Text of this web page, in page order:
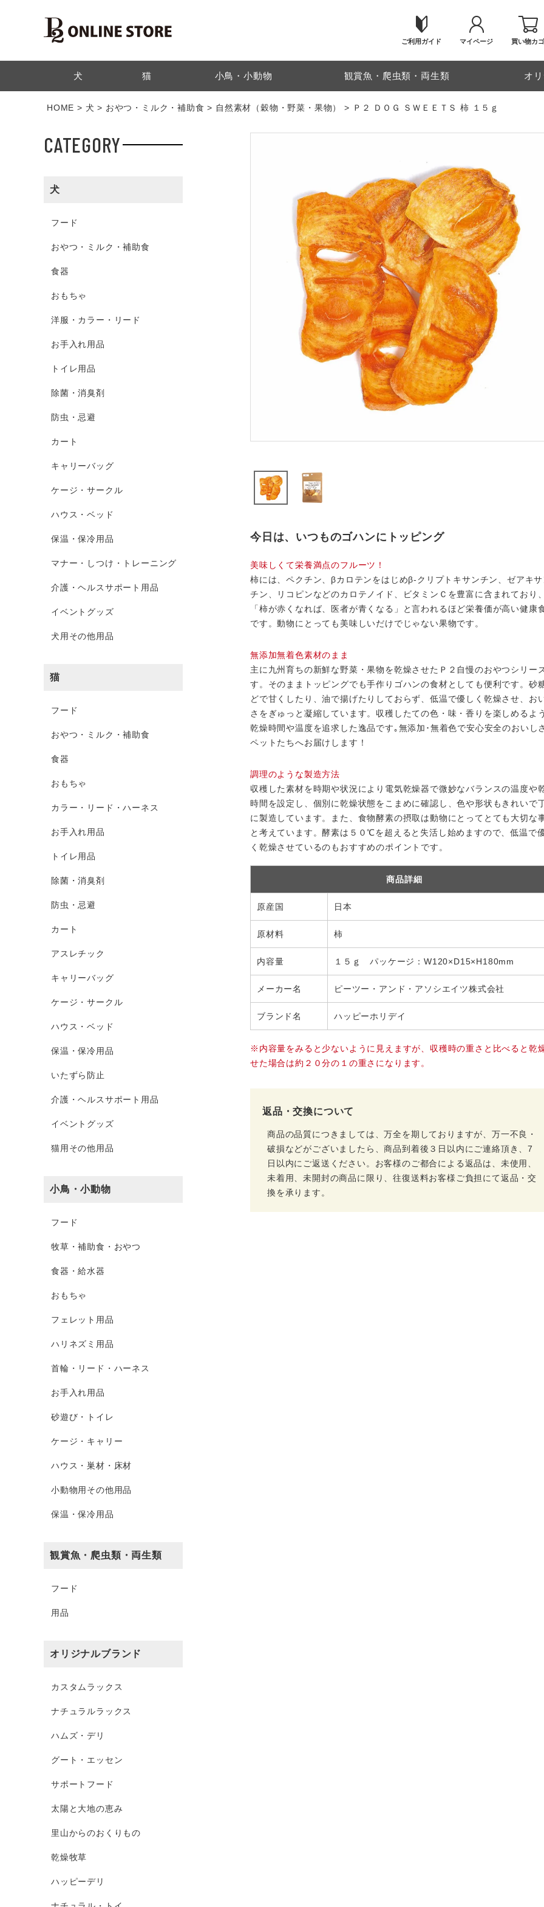
ご利用ガイド マイページ 買い物カゴ
検索
犬 猫 小鳥・小動物 観賞魚・爬虫類・両生類 オ
HOME 犬 おやつ・ミルク・補助食 自然素材（穀物・野菜・果物） Ｐ２ ＤＯＧ ＳＷＥＥＴＳ 柿 １５ｇ
CATEGORY
犬
フード
おやつ・ミルク・補助食
食器
おもちゃ
洋服・カラー・リード
お手入れ用品
トイレ用品
除菌・消臭剤
防虫・忌避
カート
キャリーバッグ
ケージ・サークル
ハウス・ベッド
保温・保冷用品
マナー・しつけ・トレーニング
介護・ヘルスサポート用品
イベントグッズ
犬用その他用品
猫
フード
おやつ・ミルク・補助食
食器
おもちゃ
カラー・リード・ハーネス
お手入れ用品
トイレ用品
除菌・消臭剤
防虫・忌避
カート
アスレチック
キャリーバッグ
ケージ・サークル
ハウス・ベッド
保温・保冷用品
いたずら防止
介護・ヘルスサポート用品
イベントグッズ
猫用その他用品
小鳥・小動物
フード
牧草・補助食・おやつ
食器・給水器
おもちゃ
フェレット用品
ハリネズミ用品
首輪・リード・ハーネス
お手入れ用品
砂遊び・トイレ
ケージ・キャリー
ハウス・巣材・床材
小動物用その他用品
保温・保冷用品
観賞魚・爬虫類・両生類
フード
用品
オリジナルブランド
カスタムラックス
ナチュラルラックス
ハムズ・デリ
グート・エッセン
サポートフード
太陽と大地の恵み
里山からのおくりもの
乾燥牧草
ハッピーデリ
今日は、いつものゴハンにトッピング
美味しくて栄養満点のフルーツ！
柿には、ペクチン、βカロテンをはじめβ-クリプトキサンチン、ゼアキサ
チン、リコピンなどのカロテノイド、ビタミンＣを豊富に含まれており、
「柿が赤くなれば、医者が青くなる」と言われるほど栄養価が高い健康
です。動物にとっても美味しいだけでじゃない果物です。
無添加無着色素材のまま
主に九州育ちの新鮮な野菜・果物を乾燥させたＰ２自慢のおやつシリー
す。そのままトッピングでも手作りゴハンの食材としても便利です。砂
どで甘くしたり、油で揚げたりしておらず、低温で優しく乾燥させ、お
さをぎゅっと凝縮しています。収穫したての色・味・香りを楽しめるよ
乾燥時間や温度を追求した逸品です｡無添加･無着色で安心安全のおいし
ペットたちへお届けします！
調理のような製造方法
収穫した素材を時期や状況により電気乾燥器で微妙なバランスの温度や
時間を設定し、個別に乾燥状態をこまめに確認し、色や形状もきれいで
に製造しています。また、食物酵素の摂取は動物にとってとても大切な
と考えています。酵素は５０℃を超えると失活し始めますので、低温で
く乾燥させているのもおすすめのポイントです。
商品詳細
原産国 日本
原材料 柿
内容量 １５ｇ パッケージ：W120×D15×H180mm
メーカー名 ピーツー・アンド・アソシエイツ株式会社
ブランド名 ハッピーホリデイ
※内容量をみると少ないように見えますが、収穫時の重さと比べると乾
せた場合は約２０分の１の重さになります。
返品・交換について
商品の品質につきましては、万全を期しておりますが、万一不良・
破損などがございましたら、商品到着後３日以内にご連絡頂き、7
日以内にご返送ください。お客様のご都合による返品は、未使用、
未着用、未開封の商品に限り、往復送料お客様ご負担にて返品・交
換を承ります。